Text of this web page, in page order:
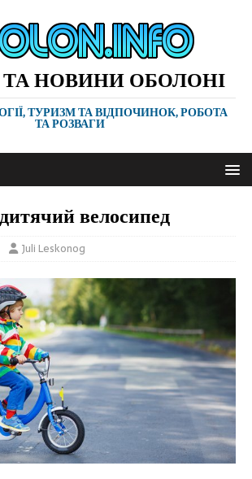
ТА НОВИНИ ОБОЛОНІ
ТУРИЗМ ТА ВІДПОЧИНОК, РОБОТА
ТА РОЗВАГИ
велосипед
Juli Leskonog